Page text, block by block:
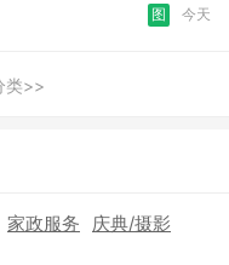
图 今天
类>>
家政服务
庆典/摄影